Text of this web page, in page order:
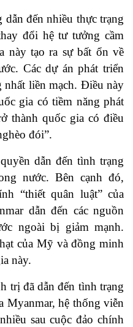
đến nhiều thực trạng
đổi hệ tư tưởng cầm
này tạo ra sự bất ổn về
Các dự án phát triển
nhất liền mạch. Điều này
gia có tiềm năng phát
thành quốc gia có điều
đói”.
dẫn đến tình trạng
nước. Bên cạnh đó,
“thiết quân luật” của
dẫn đến các nguồn
ngoài bị giảm mạnh.
của Mỹ và đồng minh
này.
trị đã dẫn đến tình trạng
Myanmar, hệ thống viễn
sau cuộc đảo chính